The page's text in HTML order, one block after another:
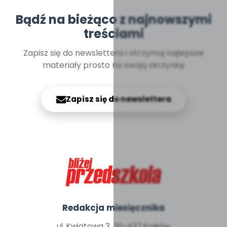
Bądź na bieżąco z najnowszymi
treściami
Zapisz się do newslettera i otrzymuj najlepsze
materiały prosto na swoją skrzynkę
Zapisz się do newslettera
Redakcja miesięcznika